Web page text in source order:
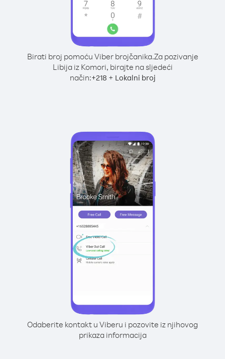
Birati broj pomoću Viber brojčanika.Za pozivanje
Libija iz Komori, birajte na sljedeći
način:+218 + Lokalni broj
Odaberite kontakt u Viberu i pozovite iz njihovog
prikaza informacija